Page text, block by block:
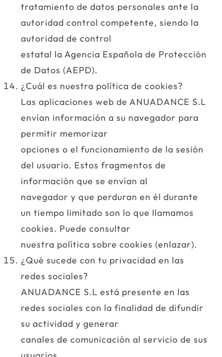
tratamiento de datos personales ante la
autoridad control competente, siendo la
autoridad de control
estatal la Agencia Española de Protección
de Datos (AEPD).
¿Cuál es nuestra política de cookies?
Las aplicaciones web de ANUADANCE S.L
envían información a su navegador para
permitir memorizar
opciones o el funcionamiento de la sesión
del usuario. Estos fragmentos de
información que se envían al
navegador y que perduran en él durante
un tiempo limitado son lo que llamamos
cookies. Puede consultar
nuestra política sobre cookies (enlazar).
¿Qué sucede con tu privacidad en las
redes sociales?
ANUADANCE S.L está presente en las
redes sociales con la finalidad de difundir
su actividad y generar
canales de comunicación al servicio de sus